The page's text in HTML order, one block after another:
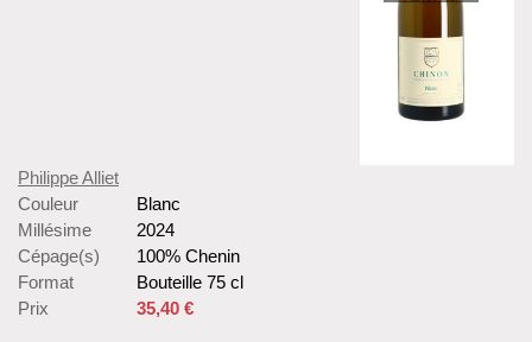
Philippe Alliet
Couleur
Blanc
Millésime
2024
Cépage(s)
100% Chenin
Format
Bouteille 75 cl
Prix
35,40 €